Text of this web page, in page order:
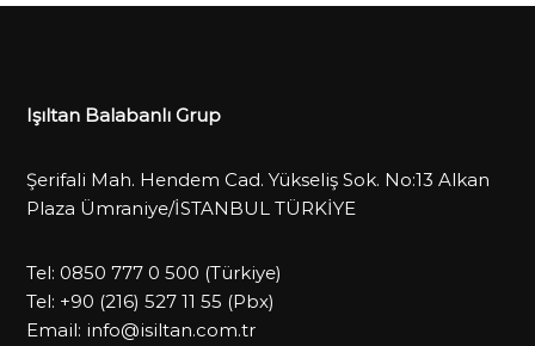
Işıltan Balabanlı Grup
Şerifali Mah. Hendem Cad. Yükseliş Sok. No:13 Alkan
Plaza Ümraniye/İSTANBUL TÜRKİYE
Tel: 0850 777 0 500 (Türkiye)
Tel: +90 (216) 527 11 55 (Pbx)
Email: info@isiltan.com.tr